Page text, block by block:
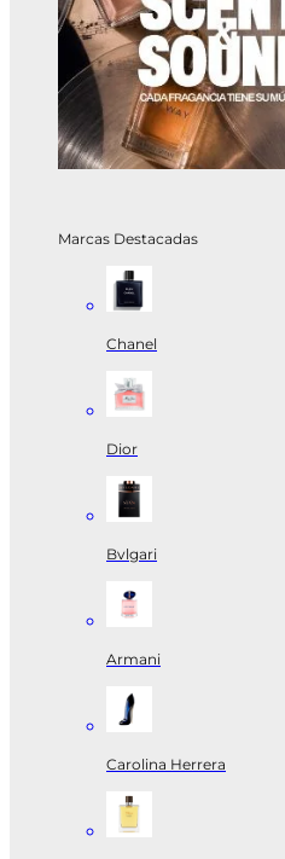
Marcas Destacadas
Chanel
Dior
Bvlgari
Armani
Carolina Herrera